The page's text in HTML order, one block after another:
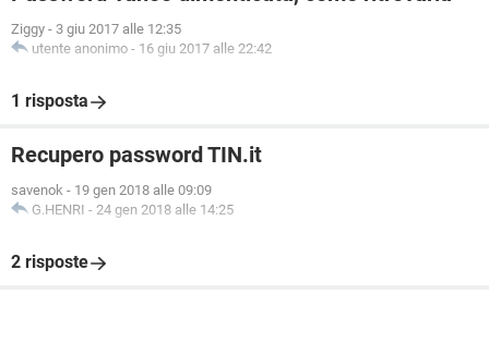
Ziggy - 3 giu 2017 alle 12:35
utente anonimo - 16 giu 2017 alle 22:42
1 risposta
Recupero password TIN.it
savenok - 19 gen 2018 alle 09:09
G.HENRI - 24 gen 2018 alle 14:25
2 risposte